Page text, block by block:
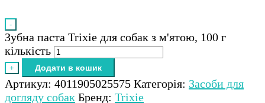
-
Зубна паста Trixie для собак з м'ятою, 100 г
кількість
+ Додати в кошик
Артикул: 4011905025575 Категорія: Засоби для
догляду собак Бренд: Trixie